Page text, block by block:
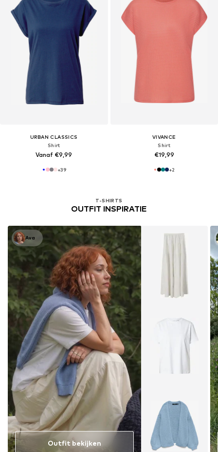
URBAN CLASSICS
Shirt
Vanaf €9,99
+39
VIVANCE
Shirt
€19,99
+2
T-SHIRTS
OUTFIT INSPIRATIE
Ava
Outfit bekijken